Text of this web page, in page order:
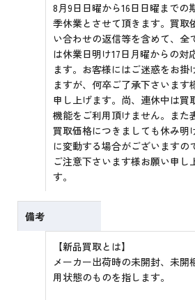
8月9日日曜から16日日曜までの
季休業とさせて頂きます。買取
い合わせの返信等を含めて、全
は休業日明け17日月曜からの対
ます。お客様にはご迷惑をお掛
ますが、何卒ご了承下さいます
申し上げます。尚、連休中は買
機能をご利用頂けません。また
買取価格につきましても休み明
に変動する場合がございますの
ご注意下さいます様お願い申し
す。
備考
【新品買取とは】
メーカー出荷時の未開封、未開
用状態のものを指します。